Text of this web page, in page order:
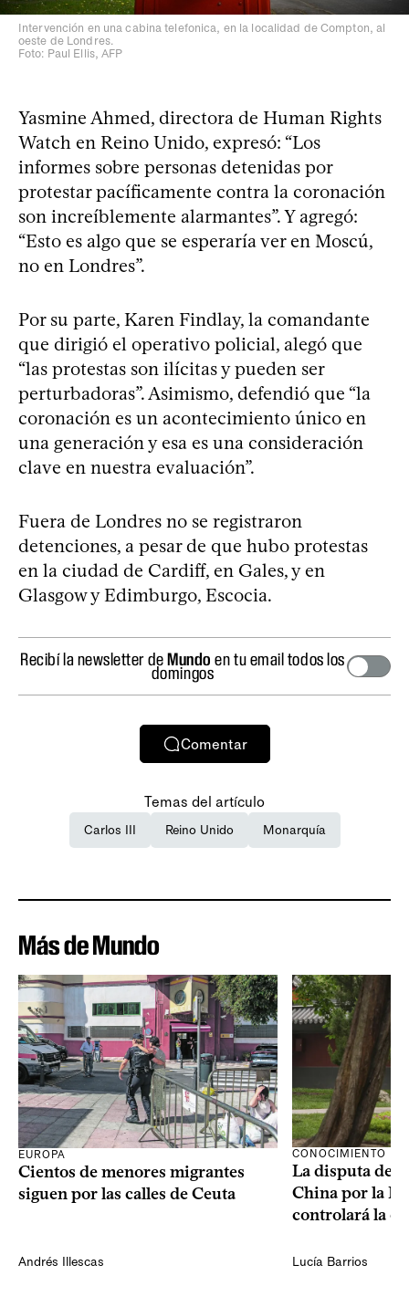
Intervención en una cabina telefonica, en la localidad de Compton, al
oeste de Londres.
Foto: Paul Ellis, AFP
Yasmine Ahmed, directora de Human Rights
Watch en Reino Unido, expresó: “Los
informes sobre personas detenidas por
protestar pacíficamente contra la coronación
son increíblemente alarmantes”. Y agregó:
“Esto es algo que se esperaría ver en Moscú,
no en Londres”.
Por su parte, Karen Findlay, la comandante
que dirigió el operativo policial, alegó que
“las protestas son ilícitas y pueden ser
perturbadoras”. Asimismo, defendió que “la
coronación es un acontecimiento único en
una generación y esa es una consideración
clave en nuestra evaluación”.
Fuera de Londres no se registraron
detenciones, a pesar de que hubo protestas
en la ciudad de Cardiff, en Gales, y en
Glasgow y Edimburgo, Escocia.
Recibí la newsletter deMundo en tu email todos los
domingos
Comentar
Temas del artículo
Carlos III Reino Unido Monarquía
Más de Mundo
EUROPA
Cientos de menores migrantes
siguen por las calles de Ceuta
Andrés Illescas
CONOCIMIENTO
La disputa de
China por la
controlará la
Lucía Barrios